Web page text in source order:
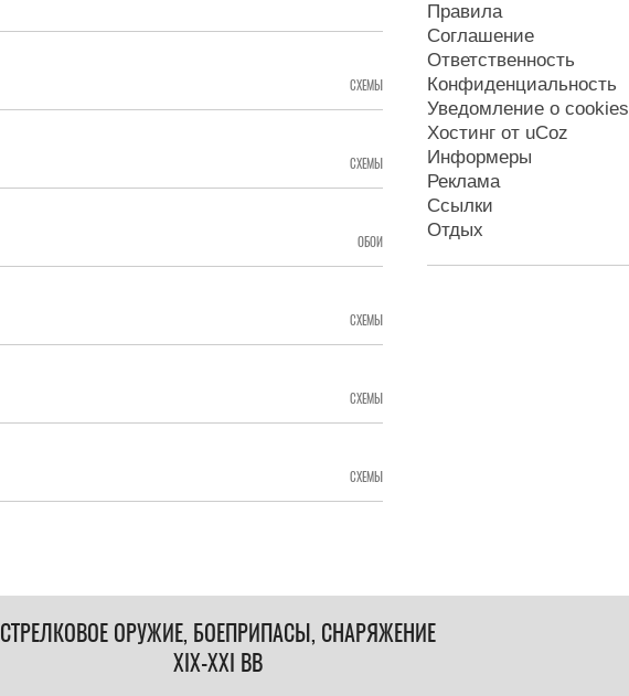
СХЕМЫ
СХЕМЫ
ОБОИ
СХЕМЫ
СХЕМЫ
СХЕМЫ
Правила
Соглашение
Ответственность
Конфиденциальность
Уведомление о cookies
Хостинг от uCoz
Информеры
Реклама
Ссылки
Отдых
СТРЕЛКОВОЕ ОРУЖИЕ, БОЕПРИПАСЫ, СНАРЯЖЕНИЕ
XIX-XXI ВВ